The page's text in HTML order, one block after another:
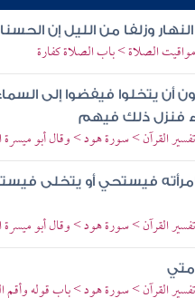
وزلفا من الليل إن
الصلاة > باب الصلاة كفارة
أن يتخلوا فيفضوا إلى
فنزل ذلك فيهم
القرآن > سورة هود > وقال أبو ميسرة
فيستحي أو يتخلى
القرآن > سورة هود > وقال أبو ميسرة
القرآن > سورة هود > باب قوله وأقم